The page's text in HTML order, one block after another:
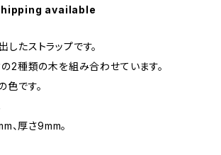
available
たストラップです。
の2種類の木を組み合わせています。
色です。
、厚さ9mm。